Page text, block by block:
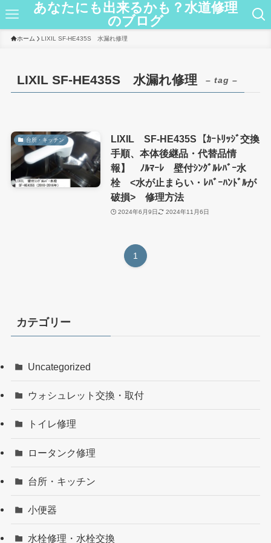
あなたにも出来るかも？水道修理
のブログ
ホーム LIXIL SF-HE435S 水漏れ修理
LIXIL SF-HE435S 水漏れ修理 – tag –
台所・キッチン
LIXIL SF-HE435S【ｶｰﾄﾘｯｼﾞ交換
手順、本体後継品・代替品情
報】 ﾉﾙﾏｰﾚ 壁付ｼﾝｸﾞﾙﾚﾊﾞｰ水
栓 <水が止まらい・ﾚﾊﾞｰﾊﾝﾄﾞﾙが
破損> 修理方法
2024年6月9日 2024年11月6日
1
カテゴリー
Uncategorized
ウォシュレット交換・取付
トイレ修理
ロータンク修理
台所・キッチン
小便器
水栓修理・水栓交換